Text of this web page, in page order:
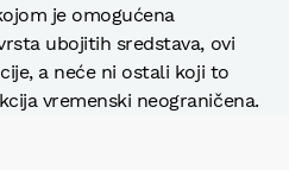
je omogućena
ubojitih sredstava, ovi
a neće ni ostali koji to
vremenski neograničena.